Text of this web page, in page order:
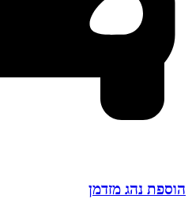
הוספת נהג מזדמן